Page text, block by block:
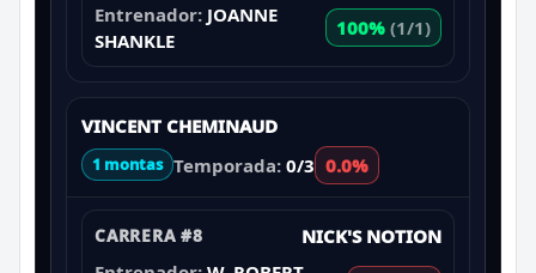
Entrenador: JOANNE
SHANKLE
100% (1/1)
VINCENT CHEMINAUD
1 montas Temporada: 0/3 0.0%
CARRERA #8
NICK'S NOTION